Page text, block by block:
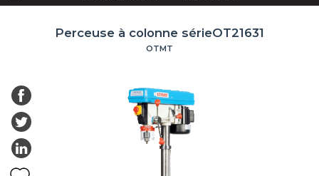
Perceuse à colonne sérieOT21631
OTMT